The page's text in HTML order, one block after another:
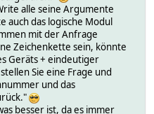
alle seine Argumente
auch das logische Modul
mit der Anfrage
Zeichenkette sein, könnte
Geräts + eindeutiger
Sie eine Frage und
und das
besser ist, da es immer